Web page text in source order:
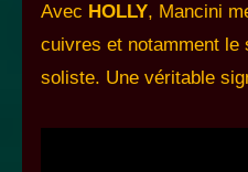
Avec HOLLY, Mancini
cuivres et notamment le
soliste. Une véritable